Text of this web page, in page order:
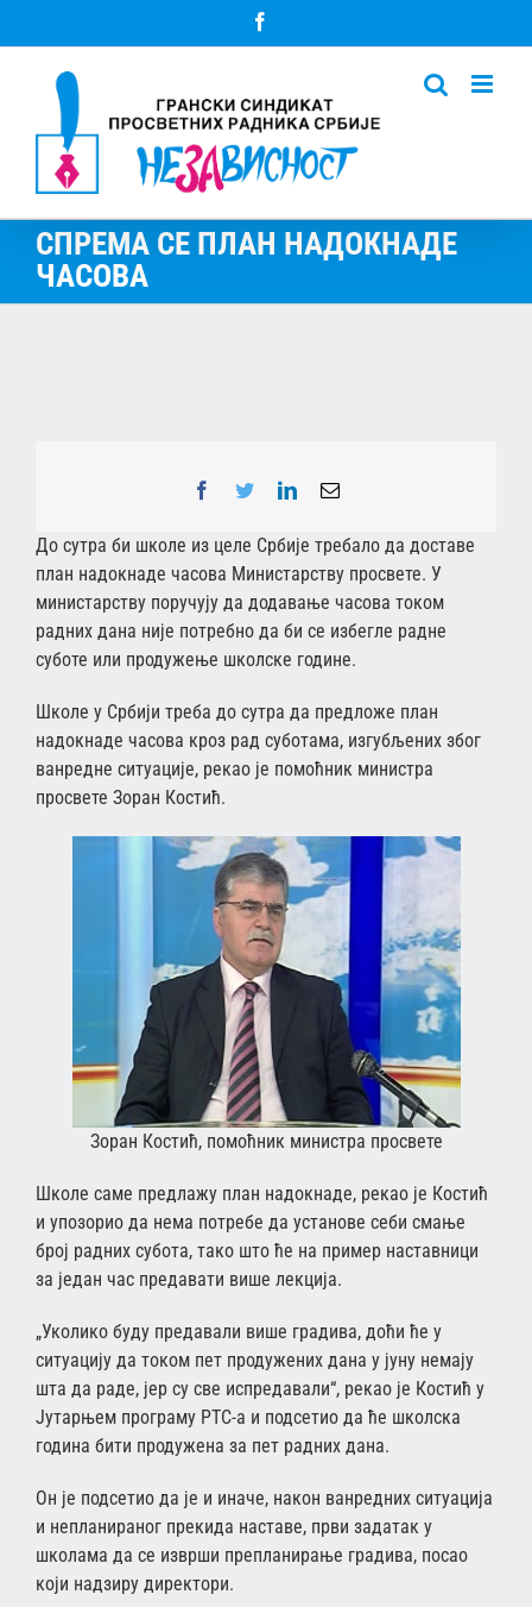
to
СПРЕМА СЕ ПЛАН НАДОКНАДЕ
ЧАСОВА
Facebook
TwitterLinkedInEmail
До сутра би школе из целе Србије требало да доставе
план надокнаде часова Министарству просвете. У
министарству поручују да додавање часова током
радних дана није потребно да би се избегле радне
суботе или продужење школске године.
Школе у Србији треба до сутра да предложе план
надокнаде часова кроз рад суботама, изгубљених због
ванредне ситуације, рекао је помоћник министра
просвете Зоран Костић.
Зоран Костић, помоћник министра просвете
Школе саме предлажу план надокнаде, рекао је Костић
и упозорио да нема потребе да установе себи смање
број радних субота, тако што ће на пример наставници
за један час предавати више лекција.
„Уколико буду предавали више градива, доћи ће у
ситуацију да током пет продужених дана у јуну немају
шта да раде, јер су све испредавали“, рекао је Костић у
Јутарњем програму РТС-а и подсетио да ће школска
година бити продужена за пет радних дана.
Он је подсетио да је и иначе, након ванредних ситуација
и непланираног прекида наставе, први задатак у
школама да се изврши препланирање градива, посао
који надзиру директори.